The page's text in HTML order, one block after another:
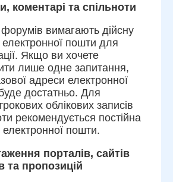
коментарі та спільноти
вимагають дійсну
пошти для
Якщо ви хочете
лише одне запитання,
адреси електронної
достатньо. Для
облікових записів
рекомендується постійна
пошти.
порталів, сайтів
та пропозицій